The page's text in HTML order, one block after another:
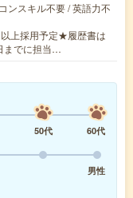
ンスキル不要 / 英語力不
上採用予定★履歴書は
までに担当…
50代
60代
男性